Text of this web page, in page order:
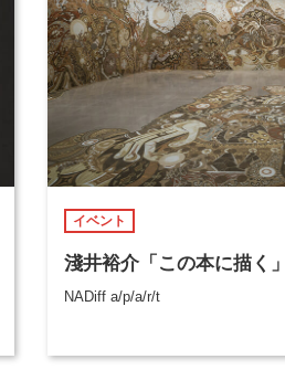
イベント
淺井裕介「この本に描く」
NADiff a/p/a/r/t